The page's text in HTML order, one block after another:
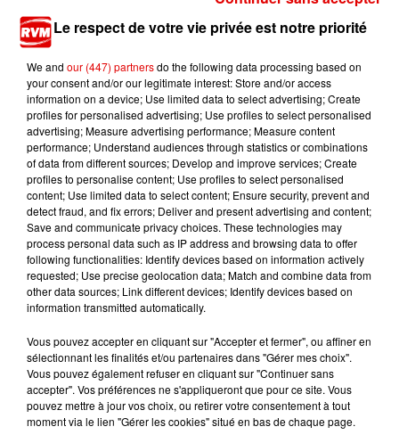
Ardennes - Deux blessés légers dans un accident
TITRES DIFFUSÉS
22h19
22h19
MANON LISA
Le Petit Pecheur
22h16
22h16
SWEETBOX
Everything's Gonna
Be Alright
22h12
22h12
MARTIN GARRIX & ED
SHEERAN
Repeat It
Le respect de votre vie privée est notre priorité
We and our (447) partnersdo the following data processing based on
your consent and/or our legitimate interest: Store and/or access
information on a device; Use limited data to select advertising; Create
profiles for personalised advertising; Use profiles to select personalised
advertising; Measure advertising performance; Measure content
performance; Understand audiences through statistics or combinations
of data from different sources; Develop and improve services; Create
profiles to personalise content; Use profiles to select personalised
content; Use limited data to select content; Ensure security, prevent and
detect fraud, and fix errors; Deliver and present advertising and content;
Save and communicate privacy choices. These technologies may
process personal data such as IP address and browsing data to offer
following functionalities: Identify devices based on information actively
requested; Use precise geolocation data; Match and combine data from
other data sources; Link different devices; Identify devices based on
information transmitted automatically.
Vous pouvez accepter en cliquant sur "Accepter et fermer", ou affiner en
sélectionnant les finalités et/ou partenaires dans "Gérer mes choix".
Vous pouvez également refuser en cliquant sur "Continuer sans
accepter". Vos préférences ne s'appliqueront que pour ce site. Vous
pouvez mettre à jour vos choix, ou retirer votre consentement à tout
moment via le lien "Gérer les cookies" situé en bas de chaque page.